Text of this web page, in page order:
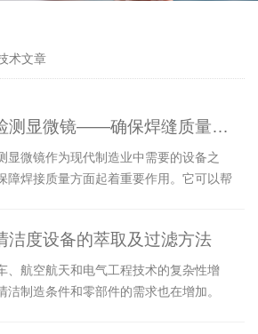
术文章
熔深检测显微镜——确保焊缝质量符合标准关键利器
显微镜作为现代制造业中需要的设备之
障焊接质量方面起着重要作用。它可以帮
洁度设备的萃取及过滤方法
、航空航天和电气工程技术的复杂性增
洁制造条件和零部件的需求也在增加。